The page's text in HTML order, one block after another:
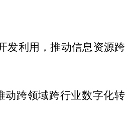
发利用，推动信息资源跨
动跨领域跨行业数字化转